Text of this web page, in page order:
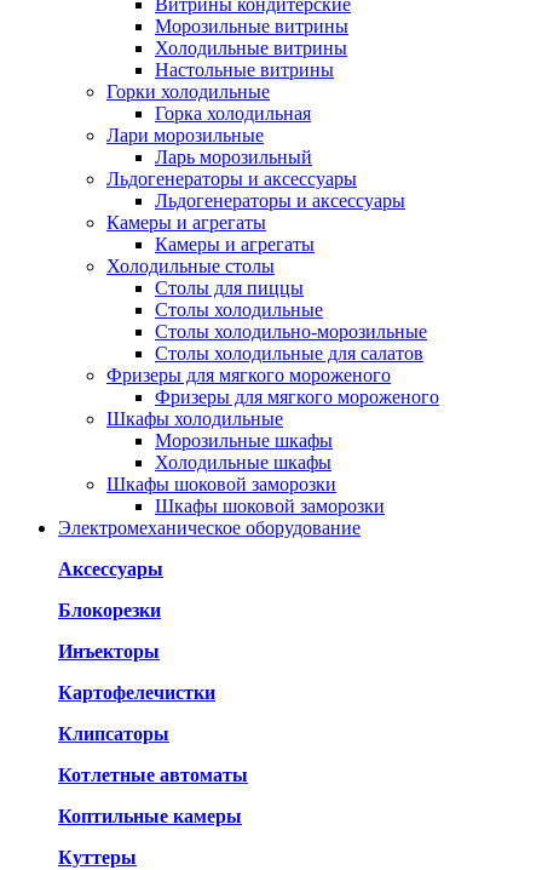
Витрины кондитерские
Морозильные витрины
Холодильные витрины
Настольные витрины
Горки холодильные
Горка холодильная
Лари морозильные
Ларь морозильный
Льдогенераторы и аксессуары
Льдогенераторы и аксессуары
Камеры и агрегаты
Камеры и агрегаты
Холодильные столы
Столы для пиццы
Столы холодильные
Столы холодильно-морозильные
Столы холодильные для салатов
Фризеры для мягкого мороженого
Фризеры для мягкого мороженого
Шкафы холодильные
Mорозильные шкафы
Холодильные шкафы
Шкафы шоковой заморозки
Шкафы шоковой заморозки
Электромеханическое оборудование
Аксессуары
Блокорезки
Инъекторы
Картофелечистки
Клипсаторы
Котлетные автоматы
Коптильные камеры
Куттеры